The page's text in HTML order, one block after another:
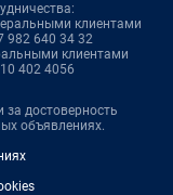
клиентами
982 640 34 32
клиентами
402 4056
за достоверность
объявлениях.